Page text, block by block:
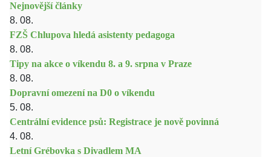
Nejnovější články
8. 08.
FZŠ Chlupova hledá asistenty pedagoga
8. 08.
Tipy na akce o víkendu 8. a 9. srpna v Praze
8. 08.
Dopravní omezení na D0 o víkendu
5. 08.
Centrální evidence psů: Registrace je nově povinná
4. 08.
Letní Grébovka s Divadlem MA